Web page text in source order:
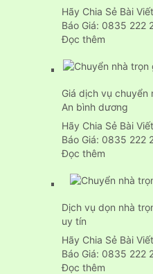
chở
hàng
24H
Hãy Chia Sẻ Bài
Báo Giá: 0835 222
Đọc thêm:
Vụ
Văn
Phòng
Trọn
Gói
Giá dịch vụ chuyển
An bình dương
Hãy Chia Sẻ Bài
Báo Giá: 0835 222
Đọc thêm:
dịch
chuyển
của
24h
Dịch vụ dọn nhà
uy tín
Hãy Chia Sẻ Bài
Báo Giá: 0835 222
Đọc thêm: